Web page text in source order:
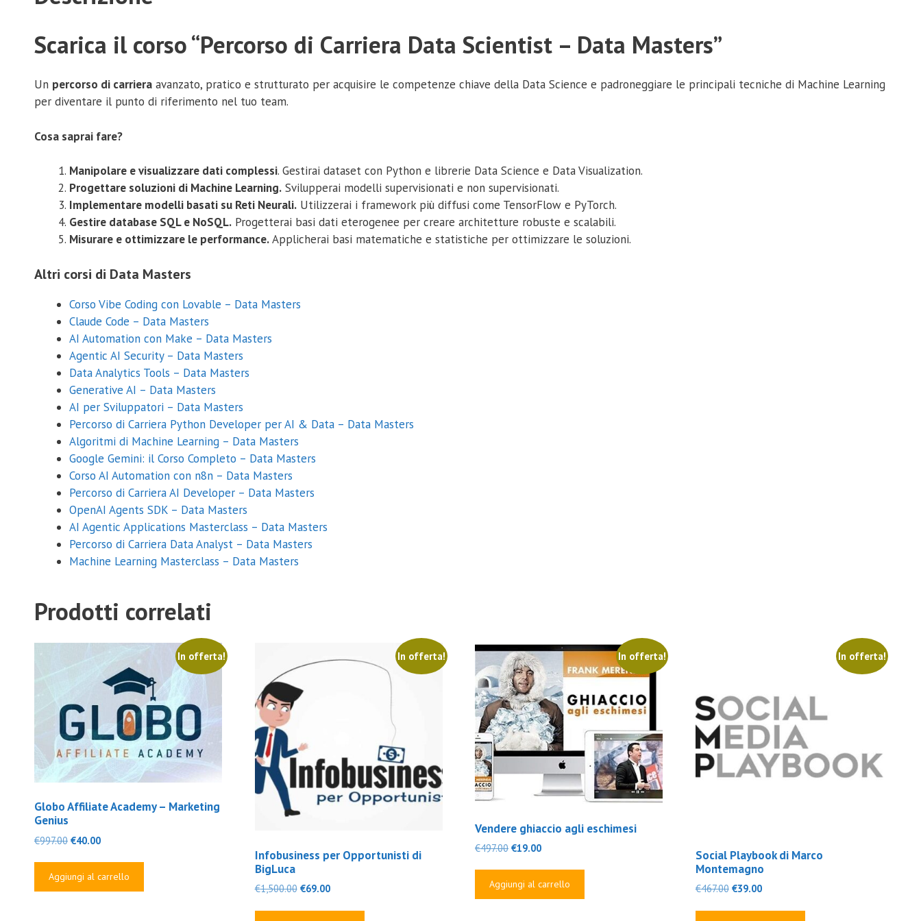
Scarica il corso “Percorso di Carriera Data Scientist – Data Masters”
Un percorso di carriera avanzato, pratico e strutturato per acquisire le competenze chiave della Data Science e padroneggiare le principali tecniche di Machine Learning
per diventare il punto di riferimento nel tuo team.
Cosa saprai fare?
Manipolare e visualizzare dati complessi. Gestirai dataset con Python e librerie Data Science e Data Visualization.
Progettare soluzioni di Machine Learning. Svilupperai modelli supervisionati e non supervisionati.
Implementare modelli basati su Reti Neurali. Utilizzerai i framework più diffusi come TensorFlow e PyTorch.
Gestire database SQL e NoSQL. Progetterai basi dati eterogenee per creare architetture robuste e scalabili.
Misurare e ottimizzare le performance.Applicherai basi matematiche e statistiche per ottimizzare le soluzioni.
Altri corsi di Data Masters
Corso Vibe Coding con Lovable – Data Masters
Claude Code – Data Masters
AI Automation con Make – Data Masters
Agentic AI Security – Data Masters
Data Analytics Tools – Data Masters
Generative AI – Data Masters
AI per Sviluppatori – Data Masters
Percorso di Carriera Python Developer per AI & Data – Data Masters
Algoritmi di Machine Learning – Data Masters
Google Gemini: il Corso Completo – Data Masters
Corso AI Automation con n8n – Data Masters
Percorso di Carriera AI Developer – Data Masters
OpenAI Agents SDK – Data Masters
AI Agentic Applications Masterclass – Data Masters
Percorso di Carriera Data Analyst – Data Masters
Machine Learning Masterclass – Data Masters
Prodotti correlati
In offerta!
Globo Affiliate Academy – Marketing
Genius
€997.00 Il
era:
€40.00Il
è:
Aggiungi al carrello
In offerta!
Infobusiness per Opportunisti di
BigLuca
€1,500.00 Il
€69.00Il
In offerta!
Vendere ghiaccio agli eschimesi
€497.00 Il
era:
€19.00Il
è:
Aggiungi al carrello
In offerta!
Social Playbook di Marco
Montemagno
€467.00 Il
€39.00Il